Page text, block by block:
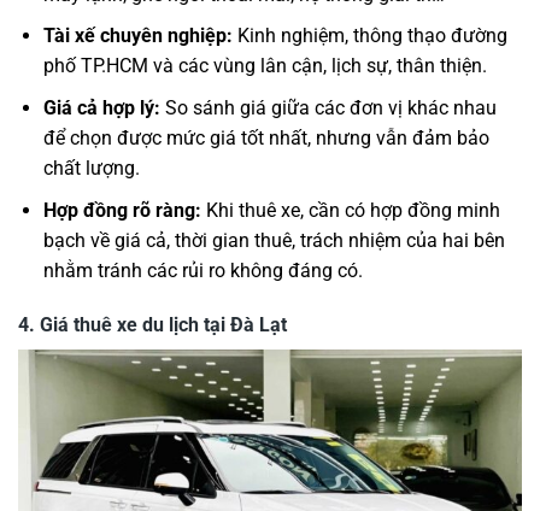
Tài xế chuyên nghiệp: Kinh nghiệm, thông thạo đường
phố TP.HCM và các vùng lân cận, lịch sự, thân thiện.
Giá cả hợp lý: So sánh giá giữa các đơn vị khác nhau
để chọn được mức giá tốt nhất, nhưng vẫn đảm bảo
chất lượng.
Hợp đồng rõ ràng: Khi thuê xe, cần có hợp đồng minh
bạch về giá cả, thời gian thuê, trách nhiệm của hai bên
nhằm tránh các rủi ro không đáng có.
4. Giá thuê xe du lịch tại Đà Lạt